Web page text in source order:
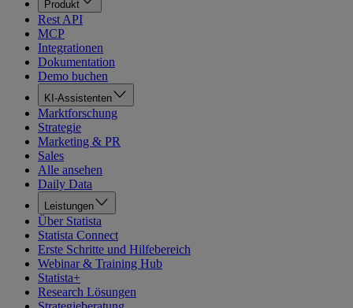
Produkt
Rest API
MCP
Integrationen
Dokumentation
Demo buchen
KI-Assistenten
Marktforschung
Strategie
Marketing & PR
Sales
Alle ansehen
Daily Data
Leistungen
Über Statista
Statista Connect
Erste Schritte und Hilfebereich
Webinar & Training Hub
Statista+
Research Lösungen